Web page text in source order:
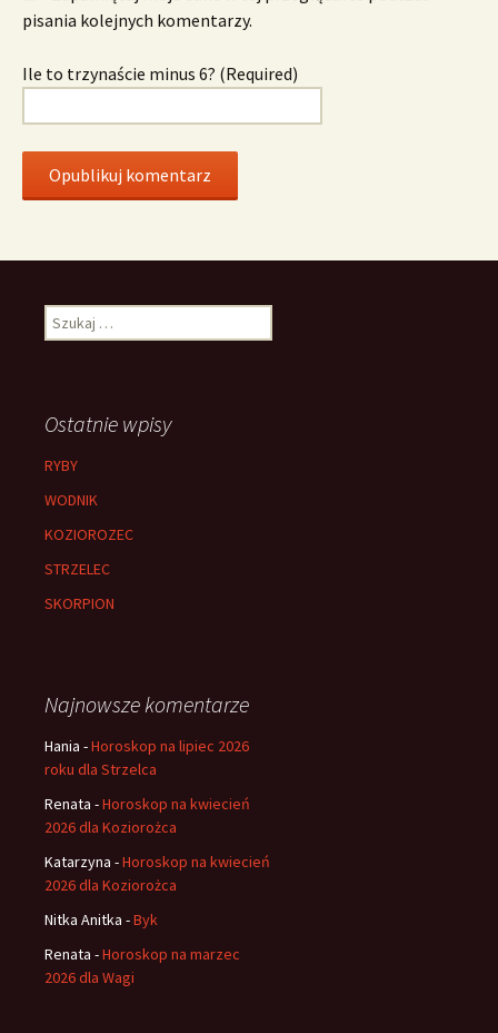
pisania kolejnych komentarzy.
Ile to trzynaście minus 6? (Required)
Szukaj:
Ostatnie wpisy
RYBY
WODNIK
KOZIOROZEC
STRZELEC
SKORPION
Najnowsze komentarze
Hania -Horoskop na lipiec 2026
roku dla Strzelca
Renata -Horoskop na kwiecień
2026 dla Koziorożca
Katarzyna -Horoskop na kwiecień
2026 dla Koziorożca
Nitka Anitka -Byk
Renata -Horoskop na marzec
2026 dla Wagi